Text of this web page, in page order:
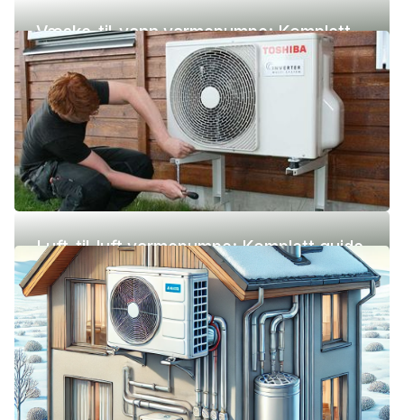
Væske-til-vann varmepumpe: Komplett
guide (pris, fordeler og ulemper)
Luft-til-luft varmepumpe: Komplett guide
(pris, fordeler og ulemper)